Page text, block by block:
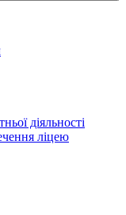
діяльності
ліцею